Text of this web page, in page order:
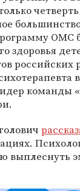
здоровья
российских
команды
выплеснуть